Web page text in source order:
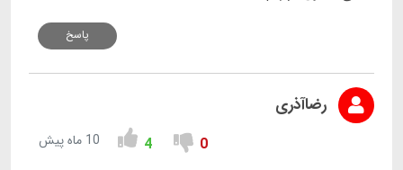
پاسخ
رضاآذری
0
4 10 ماه پیش